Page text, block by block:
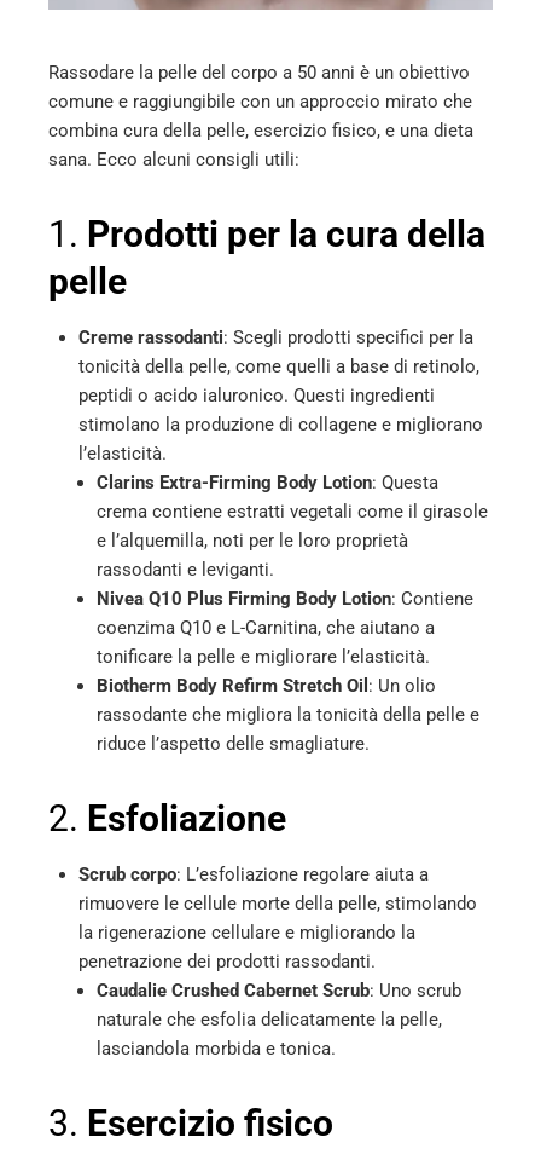
Rassodare la pelle del corpo a 50 anni è un obiettivo
comune e raggiungibile con un approccio mirato che
combina cura della pelle, esercizio fisico, e una dieta
sana. Ecco alcuni consigli utili:
1. Prodotti per la cura della
pelle
Creme rassodanti: Scegli prodotti specifici per la
tonicità della pelle, come quelli a base di retinolo,
peptidi o acido ialuronico. Questi ingredienti
stimolano la produzione di collagene e migliorano
l’elasticità.
Clarins Extra-Firming Body Lotion: Questa
crema contiene estratti vegetali come il girasole
e l’alquemilla, noti per le loro proprietà
rassodanti e leviganti.
Nivea Q10 Plus Firming Body Lotion: Contiene
coenzima Q10 e L-Carnitina, che aiutano a
tonificare la pelle e migliorare l’elasticità.
Biotherm Body Refirm Stretch Oil : Un olio
rassodante che migliora la tonicità della pelle e
riduce l’aspetto delle smagliature.
2. Esfoliazione
Scrub corpo: L’esfoliazione regolare aiuta a
rimuovere le cellule morte della pelle, stimolando
la rigenerazione cellulare e migliorando la
penetrazione dei prodotti rassodanti.
Caudalie Crushed Cabernet Scrub: Uno scrub
naturale che esfolia delicatamente la pelle,
lasciandola morbida e tonica.
3. Esercizio fisico